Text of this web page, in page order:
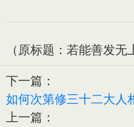
（原标题：若能善发无
下一篇：
如何次第修三十二大人
上一篇：